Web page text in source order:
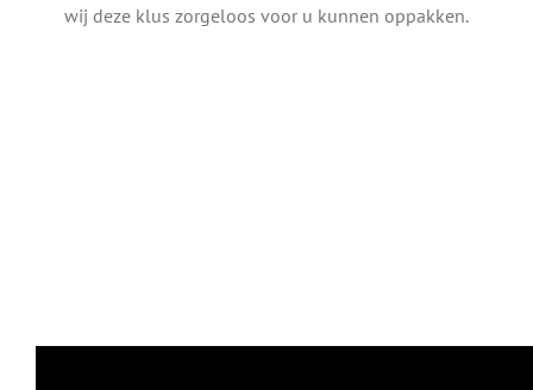
wij deze klus zorgeloos voor u kunnen oppakken.